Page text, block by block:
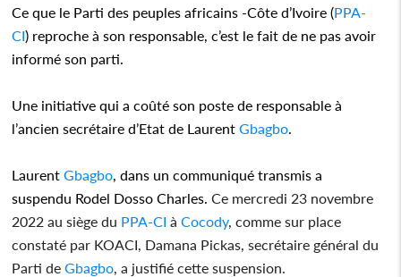
Ce que le Parti des peuples africains -Côte d’Ivoire (PPA-
CI) reproche à son responsable, c’est le fait de ne pas avoir
informé son parti.
Une initiative qui a coûté son poste de responsable à
l’ancien secrétaire d’Etat de LaurentGbagbo
LaurentGbagbo , dans un communiqué transmis a
suspendu Rodel Dosso Charles. Ce mercredi 23 novembre
2022 au siège du PPA-CI àCocody, comme sur place
constaté par KOACI, Damana Pickas, secrétaire général du
Parti deGbagbo , a justifié cette suspension.